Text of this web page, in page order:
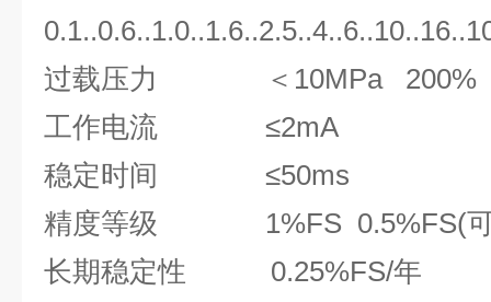
过载压力 ＜10MPa 200%
工作电流 ≤2mA
稳定时间 ≤50ms
精度等级 1%FS 0.5%FS(
长期稳定性 0.25%FS/年